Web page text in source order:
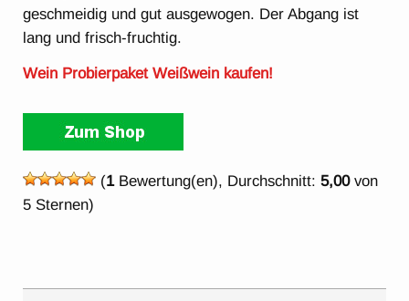
geschmeidig und gut ausgewogen. Der Abgang ist
lang und frisch-fruchtig.
Wein Probierpaket Weißwein kaufen!
(1Bewertung(en), Durchschnitt:5,00von
5 Sternen)